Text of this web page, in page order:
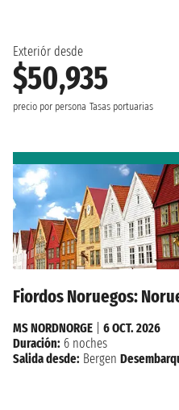
Exteriór desde
$50,935
precio por persona Tasas portuarias
Fiordos Noruegos:
MS NORDNORGE
6 OCT. 2026
Duración: 6 noches
Salida desde: Bergen